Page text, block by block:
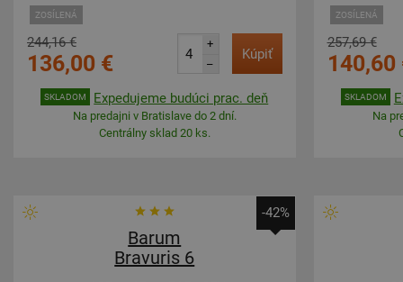
ZOSÍLENÁ
244,16 €
136,00 €
+
–
Kúpiť
SKLADOM Expedujeme budúci prac. deň
Na predajni v Bratislave do 2 dní.
Centrálny sklad 20 ks.
ZOSÍLENÁ
257,69 €
140,60
SKLADOM
Na
-42%
Barum
Bravuris 6